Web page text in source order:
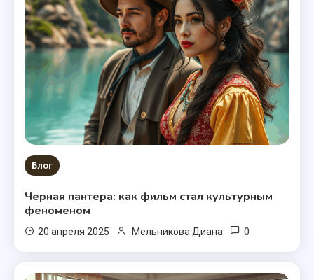
Блог
Черная пантера: как фильм стал культурным
феноменом
20 апреля 2025 Мельникова Диана 0